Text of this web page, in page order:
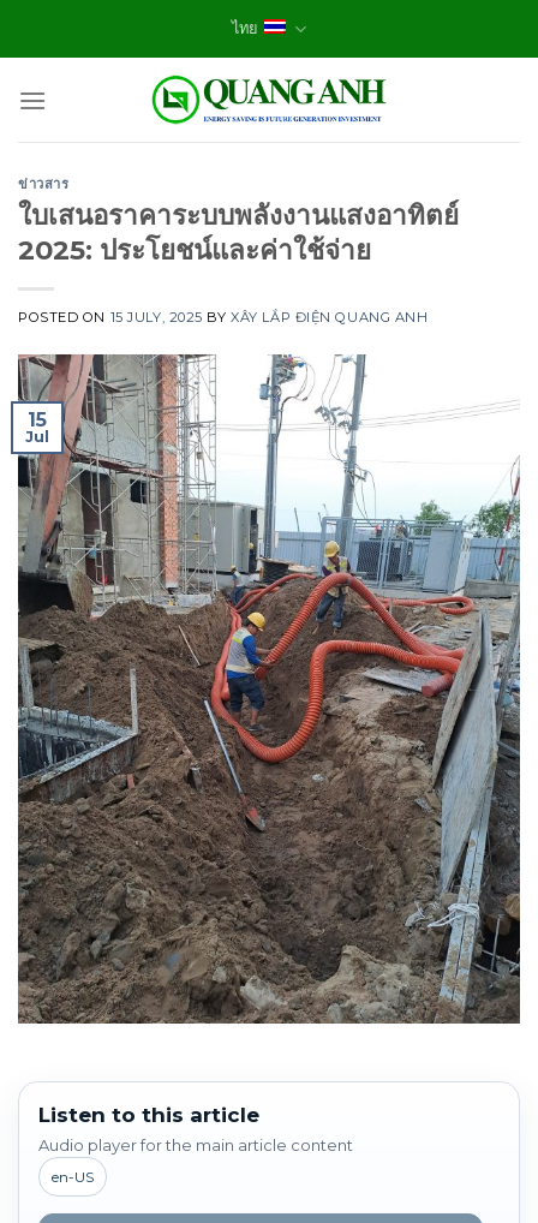
ไทย
ข่าวสาร
ใบเสนอราคาระบบพลังงานแสงอาทิตย์
2025: ประโยชน์และค่าใช้จ่าย
POSTED ON 15 JULY, 2025 BYXÂY LẮP ĐIỆN QUANG ANH
15
Jul
Listen to this article
Audio player for the main article content
en-US